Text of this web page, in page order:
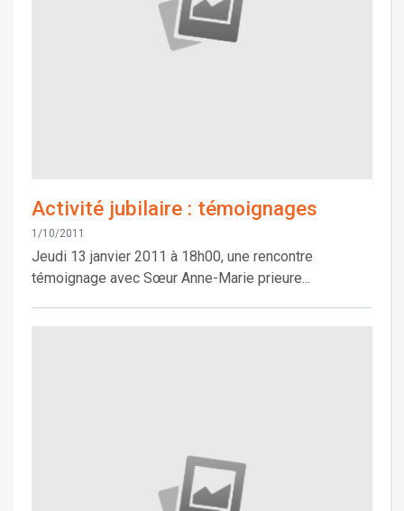
Activité jubilaire : témoignages
1/10/2011
Jeudi 13 janvier 2011 à 18h00, une rencontre
témoignage avec Sœur Anne-Marie prieure...